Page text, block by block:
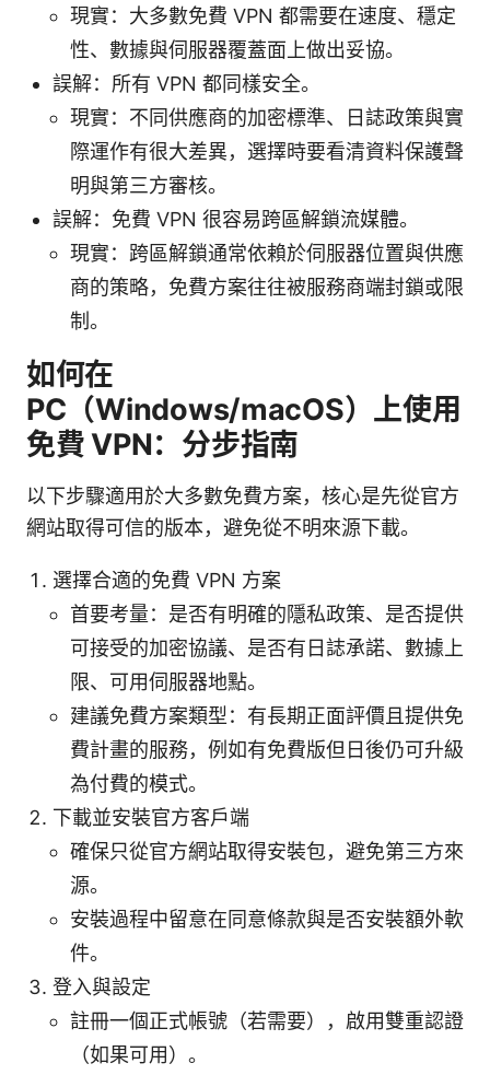
現實：大多數免費 VPN 都需要在速度、穩定
性、數據與伺服器覆蓋面上做出妥協。
誤解：所有 VPN 都同樣安全。
現實：不同供應商的加密標準、日誌政策與實
際運作有很大差異，選擇時要看清資料保護聲
明與第三方審核。
誤解：免費 VPN 很容易跨區解鎖流媒體。
現實：跨區解鎖通常依賴於伺服器位置與供應
商的策略，免費方案往往被服務商端封鎖或限
制。
如何在
PC（Windows/macOS）上使用
免費 VPN：分步指南
以下步驟適用於大多數免費方案，核心是先從官方
網站取得可信的版本，避免從不明來源下載。
選擇合適的免費 VPN 方案
首要考量：是否有明確的隱私政策、是否提供
可接受的加密協議、是否有日誌承諾、數據上
限、可用伺服器地點。
建議免費方案類型：有長期正面評價且提供免
費計畫的服務，例如有免費版但日後仍可升級
為付費的模式。
下載並安裝官方客戶端
確保只從官方網站取得安裝包，避免第三方來
源。
安裝過程中留意在同意條款與是否安裝額外軟
件。
登入與設定
註冊一個正式帳號（若需要），啟用雙重認證
（如果可用）。